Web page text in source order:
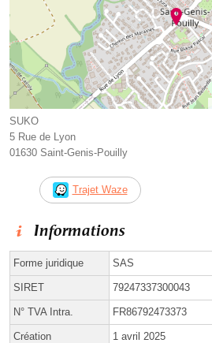
SUKO
5 Rue de Lyon
01630 Saint-Genis-Pouilly
Trajet Waze
Informations
Forme juridique SAS
SIRET 79247337300043
N° TVA Intra. FR86792473373
Création 1 avril 2025